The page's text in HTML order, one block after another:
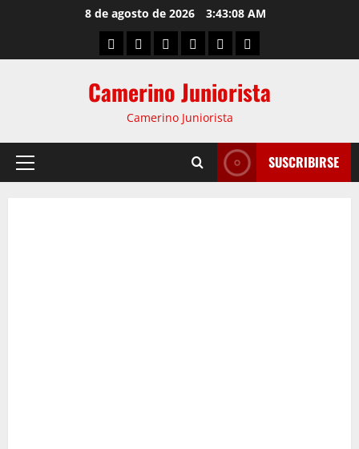
8 de agosto de 2026 3:43:08 AM
Camerino Juniorista
Camerino Juniorista
SUSCRIBIRSE